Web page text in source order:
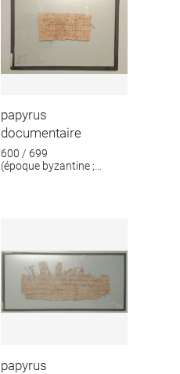
papyrus
documentaire
600 / 699
(époque byzantine ;
papyrus